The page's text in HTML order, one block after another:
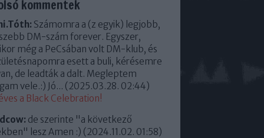
kommentek
Számomra a (z egyik) legjobb,
DM-szám forever. Egyszer,
még a PeCsában volt DM-klub, és
esett a buli, kérésemre
de leadták a dalt. Megleptem
vele.:) Jó... (2025.03.28. 02:44)
a Black Celebration!
de szerinte "a következő
lesz Amen :) (2024.11.02. 01:58)